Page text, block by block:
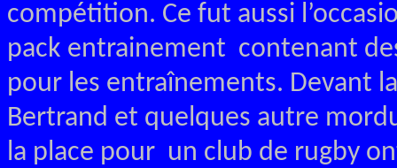
compétition. Ce fut aussi
pack entrainement contenant
pour les entraînements. Devant
Bertrand et quelques autre
la place pour un club de rugby